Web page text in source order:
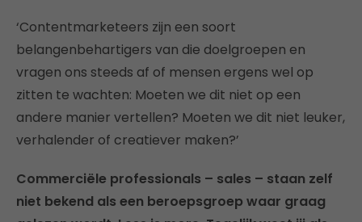
‘Contentmarketeers zijn een soort
belangenbehartigers van die doelgroepen en
vragen ons steeds af of mensen ergens wel op
zitten te wachten: Moeten we dit niet op een
andere manier vertellen? Moeten we dit niet leuker,
verhalender of creatiever maken?’
Commerciële professionals – sales – staan zelf
niet bekend als een beroepsgroep waar graag